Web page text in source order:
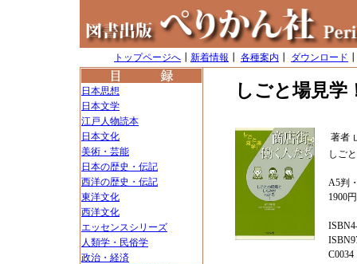
トップページへ 新着情報 各種案内 ダウンロード
日本思想
日本文学
江戸人物読本
日本文化
美術・芸能
日本の歴史・伝記
西洋の歴史・伝記
東洋文化
西洋文化
エッセンスシリーズ
人類学・民俗学
政治・経済
しごと場見
著者
しご
A5判
1900
C0034